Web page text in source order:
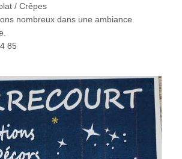
/ Crêpes
nombreux dans une ambiance
85